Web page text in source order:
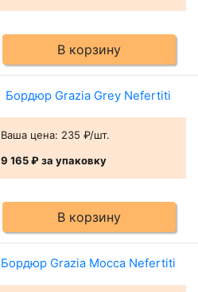
В корзину
Бордюр Grazia Grey Nefertiti
Ваша цена: 235 ₽/шт.
9 165 ₽за упаковку
В корзину
Бордюр Grazia Mocca Nefertiti